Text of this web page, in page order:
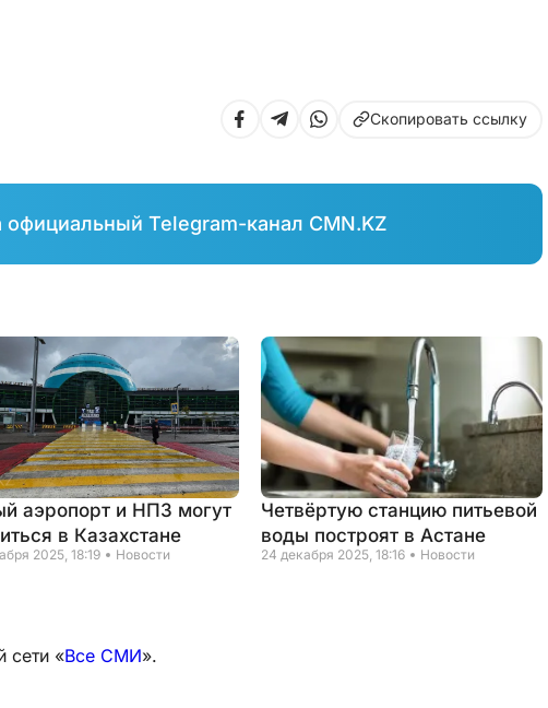
Скопировать ссылку
официальный Telegram-канал CMN.KZ
аэропорт и НПЗ могут
в Казахстане
2025, 18:19 Новости
Четвёртую станцию питьевой
воды построят в Астане
24 декабря 2025, 18:16 Новости
сети «Все СМИ».